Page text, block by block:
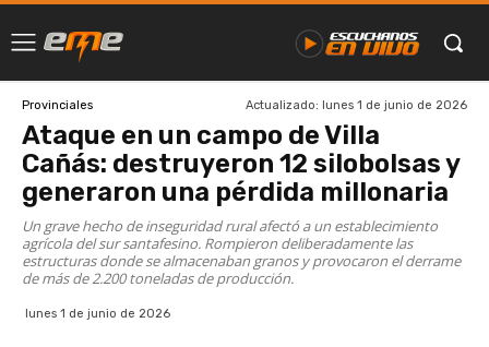
Provinciales Actualizado: lunes 1 de junio de 2026
Ataque en un campo de Villa
Cañás: destruyeron 12 silobolsas y
generaron una pérdida millonaria
Un grave hecho de inseguridad rural afectó a un establecimiento
agrícola del sur santafesino. Rompieron deliberadamente las
estructuras donde se almacenaban granos y provocaron el derrame
de más de 2.200 toneladas de producción.
lunes 1 de junio de 2026